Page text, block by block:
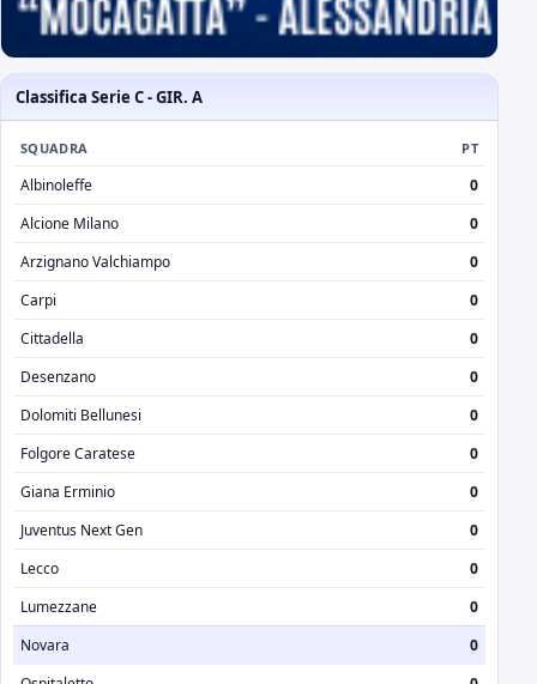
Classifica Serie C - GIR. A
SQUADRA PT
Albinoleffe
0
Alcione Milano
0
Arzignano Valchiampo
0
Carpi
0
Cittadella
0
Desenzano
0
Dolomiti Bellunesi
0
Folgore Caratese
0
Giana Erminio
0
Juventus Next Gen
0
Lecco
0
Lumezzane
0
Novara
0